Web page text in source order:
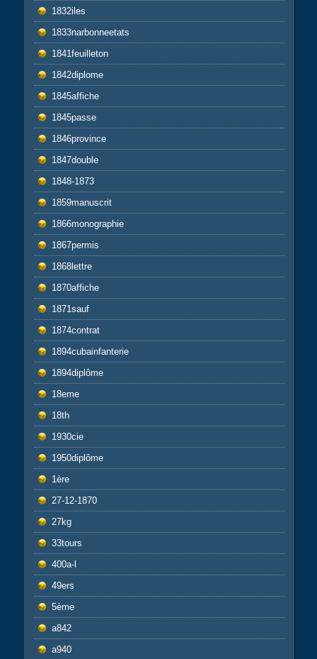
1832iles
1833narbonneetats
1841feuilleton
1842diplome
1845affiche
1845passe
1846province
1847double
1848-1873
1859manuscrit
1866monographie
1867permis
1868lettre
1870affiche
1871sauf
1874contrat
1894cubainfanterie
1894diplôme
18eme
18th
1930cie
1950diplôme
1ère
27-12-1870
27kg
33tours
400a-l
49ers
5ème
a842
a940